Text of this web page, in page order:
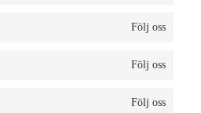
Följ oss
Följ oss
Följ oss